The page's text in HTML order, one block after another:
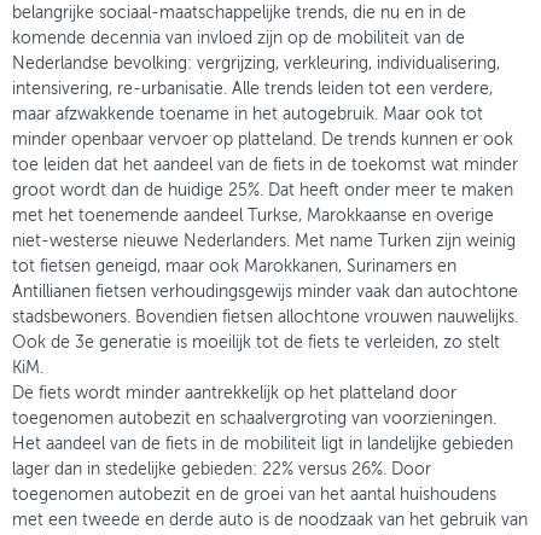
GEBRUIKER
belangrijke sociaal-maatschappelijke trends, die nu en in de
komende decennia van invloed zijn op de mobiliteit van de
Nederlandse bevolking: vergrijzing, verkleuring, individualisering,
intensivering, re-urbanisatie. Alle trends leiden tot een verdere,
maar afzwakkende toename in het autogebruik. Maar ook tot
minder openbaar vervoer op platteland. De trends kunnen er ook
toe leiden dat het aandeel van de fiets in de toekomst wat minder
groot wordt dan de huidige 25%. Dat heeft onder meer te maken
met het toenemende aandeel Turkse, Marokkaanse en overige
niet-westerse nieuwe Nederlanders. Met name Turken zijn weinig
tot fietsen geneigd, maar ook Marokkanen, Surinamers en
Antillianen fietsen verhoudingsgewijs minder vaak dan autochtone
stadsbewoners. Bovendien fietsen allochtone vrouwen nauwelijks.
Ook de 3e generatie is moeilijk tot de fiets te verleiden, zo stelt
KiM.
De fiets wordt minder aantrekkelijk op het platteland door
toegenomen autobezit en schaalvergroting van voorzieningen.
Het aandeel van de fiets in de mobiliteit ligt in landelijke gebieden
lager dan in stedelijke gebieden: 22% versus 26%. Door
toegenomen autobezit en de groei van het aantal huishoudens
met een tweede en derde auto is de noodzaak van het gebruik van